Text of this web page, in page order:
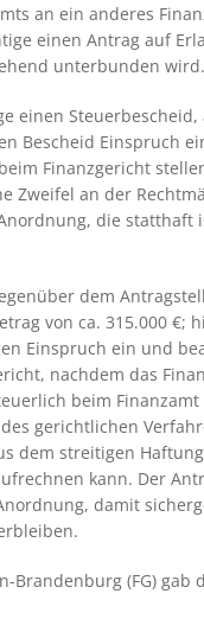
an ein anderes
einen Antrag auf
unterbunden wird.
einen
Bescheid Einspruch
Finanzgericht
Zweifel an der
die
dem
von ca. 315.000 €;
Einspruch ein und
nachdem das
beim
gerichtlichen
dem streitigen
kann. Der
damit
Brandenburg (FG)